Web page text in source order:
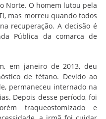
Norte. O homem lutou pela
mas morreu quando todos
recuperação. A decisão é
Pública da comarca de
em janeiro de 2013, deu
de tétano. Devido ao
permaneceu internado na
Depois desse período, foi
traqueostomizado e